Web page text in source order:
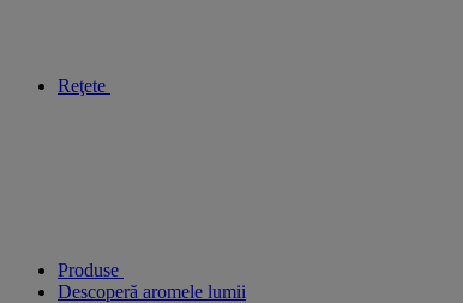
Reţete
Produse
Descoperă aromele lumii